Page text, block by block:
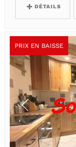
DÉTAILS
PRIX EN BAISSE